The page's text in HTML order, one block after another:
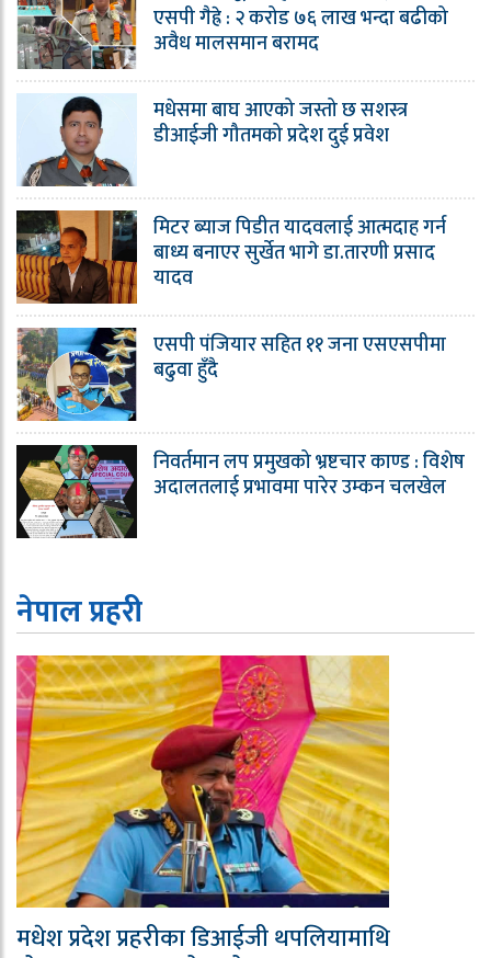
एसपी गैह्रे : २ करोड ७६ लाख भन्दा बढीको
अवैध मालसमान बरामद
मधेसमा बाघ आएको जस्तो छ सशस्त्र
डीआईजी गौतमको प्रदेश दुई प्रवेश
मिटर ब्याज पिडीत यादवलाई आत्मदाह गर्न
बाध्य बनाएर सुर्खेत भागे डा.तारणी प्रसाद
यादव
एसपी पंजियार सहित ११ जना एसएसपीमा
बढुवा हुँदै
निवर्तमान लप प्रमुखको भ्रष्टचार काण्ड : विशेष
अदालतलाई प्रभावमा पारेर उम्कन चलखेल
नेपाल प्रहरी
मधेश प्रदेश प्रहरीका डिआईजी थपलियामाथि